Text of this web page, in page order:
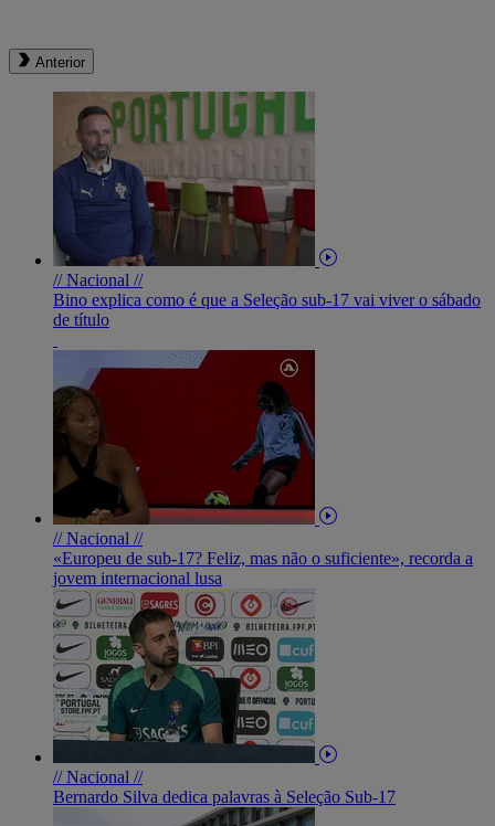
Anterior
// Nacional //
Bino explica como é que a Seleção sub-17 vai viver o sábado
de título
// Nacional //
«Europeu de sub-17? Feliz, mas não o suficiente», recorda a
jovem internacional lusa
// Nacional //
Bernardo Silva dedica palavras à Seleção Sub-17